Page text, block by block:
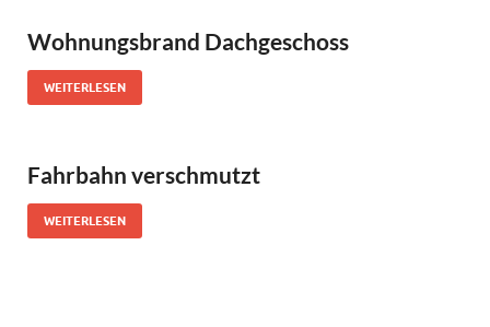
Wohnungsbrand Dachgeschoss
WEITERLESEN
Fahrbahn verschmutzt
WEITERLESEN